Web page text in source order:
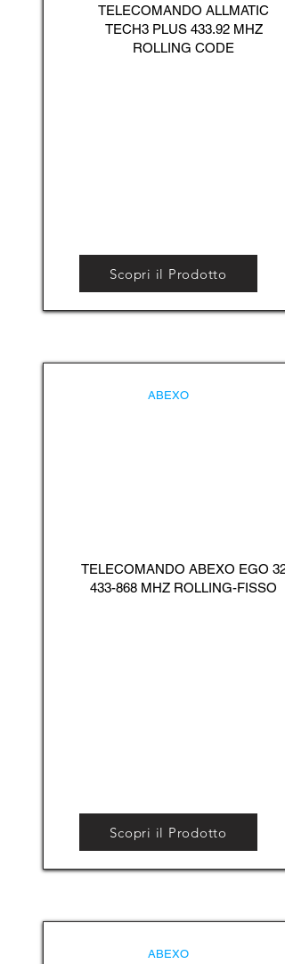
TELECOMANDO ALLMATIC
TECH3 PLUS 433.92 MHZ
ROLLING CODE
Scopri il Prodotto
ABEXO
TELECOMANDO ABEXO EGO 32
433-868 MHZ ROLLING-FISSO
Scopri il Prodotto
ABEXO